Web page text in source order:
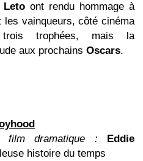
Letoont rendu hommage à
les vainqueurs, côté cinéma
trophées, mais la
aux prochains Oscars.
film dramatique :
Eddie
histoire du temps